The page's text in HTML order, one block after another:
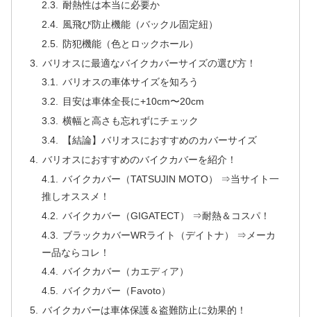
耐熱性は本当に必要か
風飛び防止機能（バックル固定紐）
防犯機能（色とロックホール）
バリオスに最適なバイクカバーサイズの選び方！
バリオスの車体サイズを知ろう
目安は車体全長に+10cm〜20cm
横幅と高さも忘れずにチェック
【結論】バリオスにおすすめのカバーサイズ
バリオスにおすすめのバイクカバーを紹介！
バイクカバー（TATSUJIN MOTO） ⇒当サイト一
推しオススメ！
バイクカバー（GIGATECT） ⇒耐熱＆コスパ！
ブラックカバーWRライト（デイトナ） ⇒メーカ
ー品ならコレ！
バイクカバー（カエディア）
バイクカバー（Favoto）
バイクカバーは車体保護＆盗難防止に効果的！